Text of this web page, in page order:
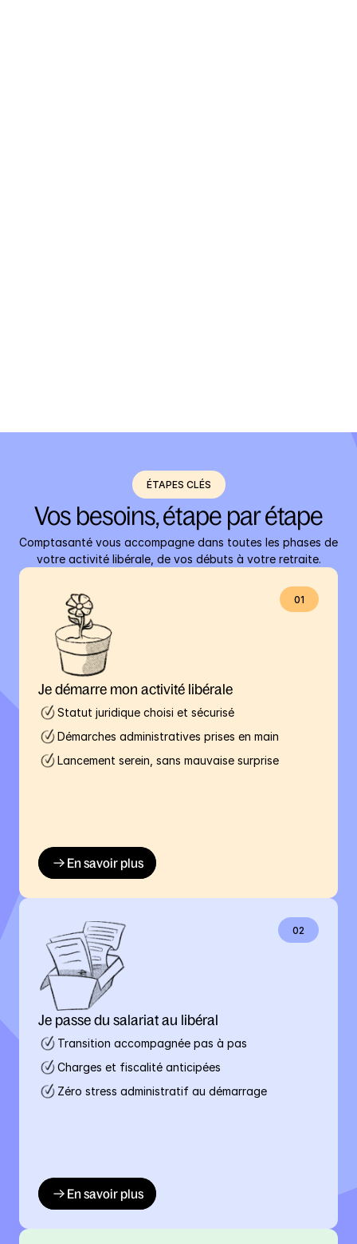
ÉTAPES CLÉS
Vos besoins, étape par étape
Comptasanté vous accompagne dans toutes les phases de
votre activité libérale, de vos débuts à votre retraite.
01
Je démarre mon activité libérale
Statut juridique choisi et sécurisé
Démarches administratives prises en main
Lancement serein, sans mauvaise surprise
En savoir plus
02
Je passe du salariat au libéral
Transition accompagnée pas à pas
Charges et fiscalité anticipées
Zéro stress administratif au démarrage
En savoir plus